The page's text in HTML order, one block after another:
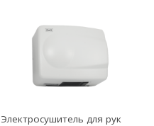
Электросушитель для рук